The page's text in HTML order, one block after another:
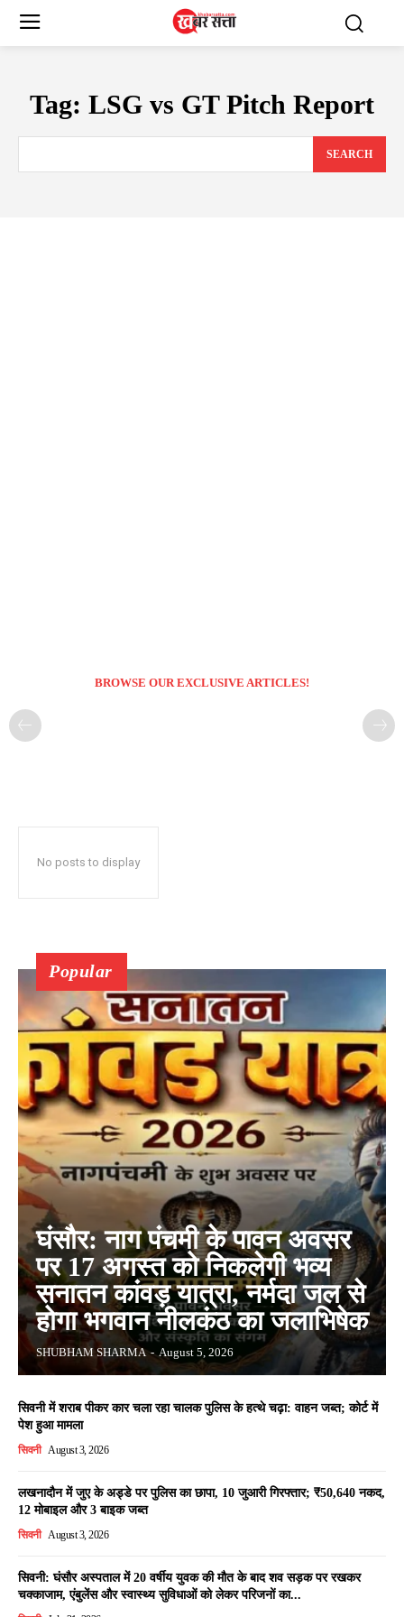
Tag: LSG vs GT Pitch Report
SEARCH
BROWSE OUR EXCLUSIVE ARTICLES!
No posts to display
Popular
घंसौर: नाग पंचमी के पावन अवसर
पर 17 अगस्त को निकलेगी भव्य
सनातन कांवड़ यात्रा, नर्मदा जल से
होगा भगवान नीलकंठ का जलाभिषेक
SHUBHAM SHARMA - August 5, 2026
सिवनी में शराब पीकर कार चला रहा चालक पुलिस के हत्थे चढ़ा: वाहन जब्त; कोर्ट में
पेश हुआ मामला
सिवनी August 3, 2026
लखनादौन में जुए के अड्डे पर पुलिस का छापा, 10 जुआरी गिरफ्तार; ₹50,640 नकद,
12 मोबाइल और 3 बाइक जब्त
सिवनी August 3, 2026
सिवनी: घंसौर अस्पताल में 20 वर्षीय युवक की मौत के बाद शव सड़क पर रखकर
चक्काजाम, एंबुलेंस और स्वास्थ्य सुविधाओं को लेकर परिजनों का...